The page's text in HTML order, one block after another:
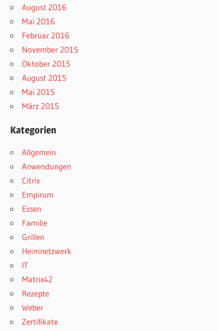
August 2016
Mai 2016
Februar 2016
November 2015
Oktober 2015
August 2015
Mai 2015
März 2015
Kategorien
Allgemein
Anwendungen
Citrix
Empirum
Essen
Familie
Grillen
Heimnetzwerk
IT
Matrix42
Rezepte
Weber
Zertifikate